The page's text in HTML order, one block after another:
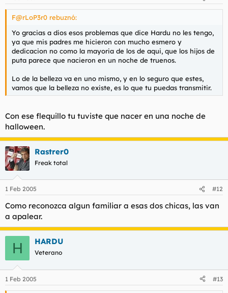
F@rLoP3r0 rebuznó:
Yo gracias a dios esos problemas que dice Hardu no les tengo,
ya que mis padres me hicieron con mucho esmero y
dedicacion no como la mayoria de los de aqui, que los hijos de
puta parece que nacieron en un noche de truenos.
Lo de la belleza va en uno mismo, y en lo seguro que estes,
vamos que la belleza no existe, es lo que tu puedas transmitir.
Con ese flequillo tu tuviste que nacer en una noche de
halloween.
Rastrer0
Freak total
1 Feb 2005 #12
Como reconozca algun familiar a esas dos chicas, las van
a apalear.
H HARDU
Veterano
1 Feb 2005 #13